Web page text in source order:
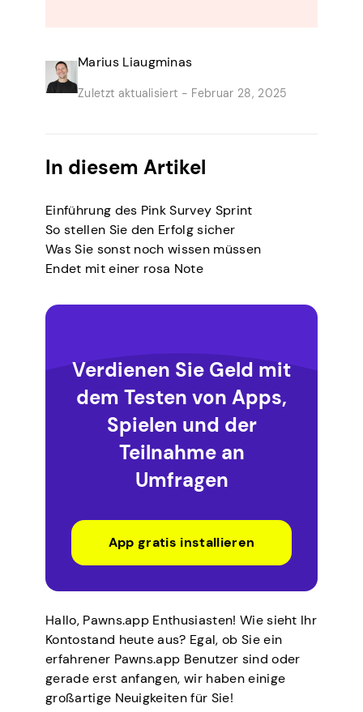
Marius Liaugminas
Zuletzt aktualisiert - Februar 28, 2025
In diesem Artikel
Einführung des Pink Survey Sprint
So stellen Sie den Erfolg sicher
Was Sie sonst noch wissen müssen
Endet mit einer rosa Note
Verdienen Sie Geld mit
dem Testen von Apps,
Spielen und der
Teilnahme an
Umfragen
App gratis installieren
Hallo, Pawns.app Enthusiasten! Wie sieht Ihr
Kontostand heute aus? Egal, ob Sie ein
erfahrener Pawns.app Benutzer sind oder
gerade erst anfangen, wir haben einige
großartige Neuigkeiten für Sie!